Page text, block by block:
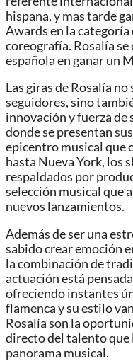
hispana, y mas tarde
Awards en la
coreografía. Rosalía
española en ganar un
Las giras de Rosalía
seguidores, sino
innovación y fuerza de
donde se presentan
epicentro musical que
hasta Nueva York, los
respaldados por
selección musical que
nuevos lanzamientos.
Además de ser una
sabido crear emoción
la combinación de
actuación está
ofreciendo instantes
flamenca y su estilo
Rosalía son la
directo del talento que
panorama musical.